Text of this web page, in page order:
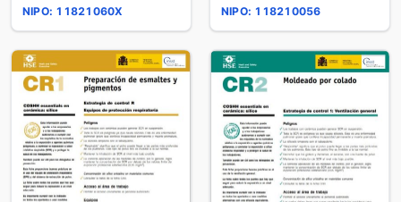
NIPO: 11821060X NIPO: 118210056